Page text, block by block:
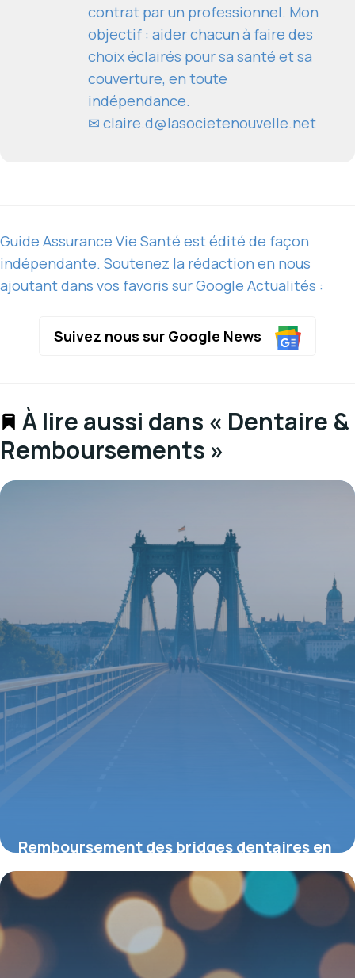
contrat par un professionnel. Mon
objectif : aider chacun à faire des
choix éclairés pour sa santé et sa
couverture, en toute
indépendance.
✉ claire.d@lasocietenouvelle.net
Guide Assurance Vie Santé est édité de façon
indépendante. Soutenez la rédaction en nous
ajoutant dans vos favoris sur Google Actualités :
Suivez nous sur Google News
À lire aussi dans « Dentaire &
Remboursements »
Remboursement des bridges dentaires en
2026 : ce que vous devez savoir
14 mai 2026